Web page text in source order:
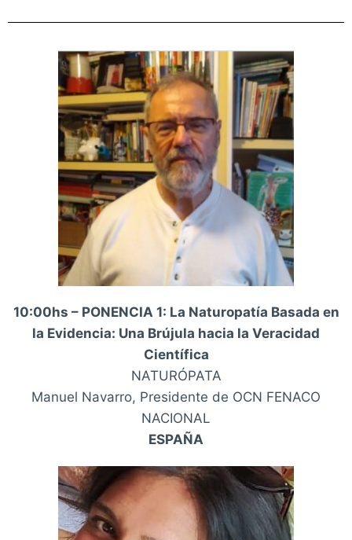
10:00hs – PONENCIA 1: La Naturopatía Basada en
la Evidencia: Una Brújula hacia la Veracidad
Científica
NATURÓPATA
Manuel Navarro, Presidente de OCN FENACO
NACIONAL
ESPAÑA